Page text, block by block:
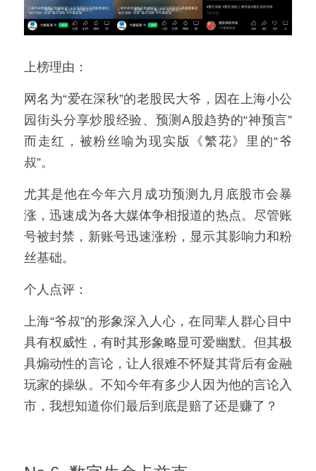
上榜理由：
网名为“爱在深秋”的老股民大爷，因在上海小公
园街头分享炒股经验、预测A股趋势的“神预言”
而走红，被粉丝喻为现实版《繁花》里的“爷
叔”。
尤其是他在今年六月成功预测九月底股市会暴
涨，迅速成为各大媒体争相报道的热点。尽管账
号被封禁，新账号迅速涨粉，显示其影响力和粉
丝基础。
个人点评：
上海“爷叔”的形象深入人心，在同辈人群心目中
具有权威性，有时其形象略显可爱幽默。但其极
具煽动性的言论，让人很难不怀疑其背后有金融
玩家的操纵。不知今年有多少人因为他的言论入
市，我想知道你们最后到底是赔了还是赚了？